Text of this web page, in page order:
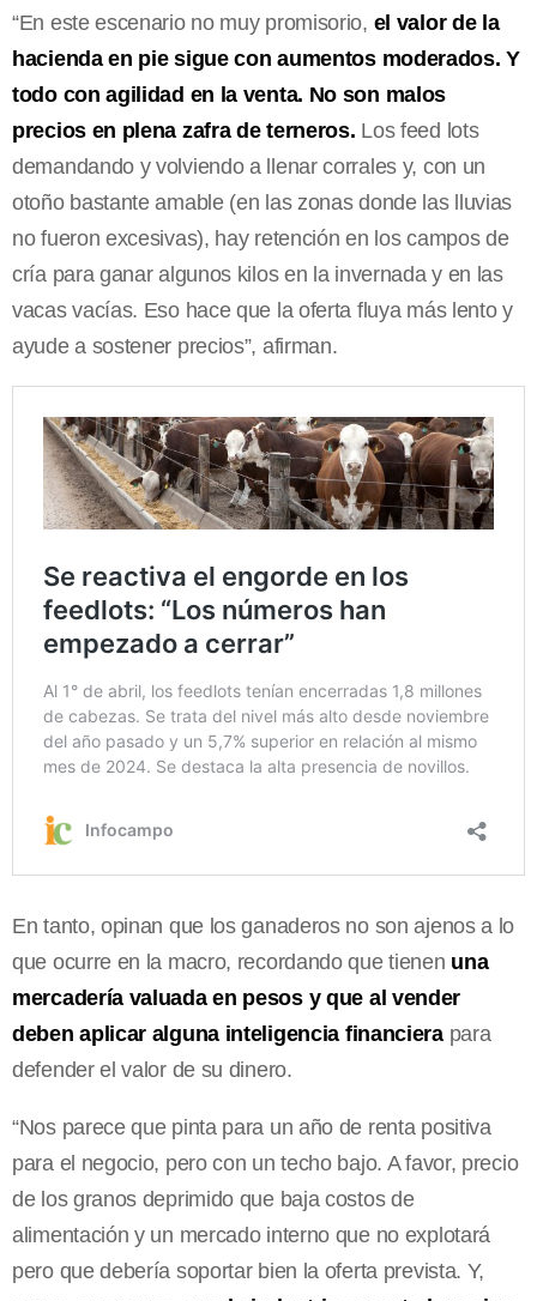
“En este escenario no muy promisorio, el valor de la
hacienda en pie sigue con aumentos moderados. Y
todo con agilidad en la venta. No son malos
precios en plena zafra de terneros. Los feed lots
demandando y volviendo a llenar corrales y, con un
otoño bastante amable (en las zonas donde las lluvias
no fueron excesivas), hay retención en los campos de
cría para ganar algunos kilos en la invernada y en las
vacas vacías. Eso hace que la oferta fluya más lento y
ayude a sostener precios”, afirman.
En tanto, opinan que los ganaderos no son ajenos a lo
que ocurre en la macro, recordando que tienen una
mercadería valuada en pesos y que al vender
deben aplicar alguna inteligencia financierapara
defender el valor de su dinero.
“Nos parece que pinta para un año de renta positiva
para el negocio, pero con un techo bajo. A favor, precio
de los granos deprimido que baja costos de
alimentación y un mercado interno que no explotará
pero que debería soportar bien la oferta prevista. Y,